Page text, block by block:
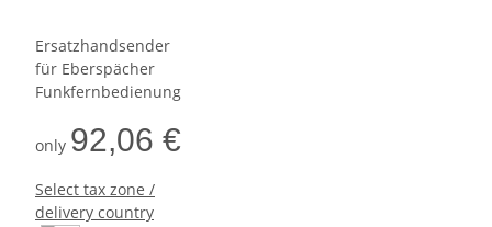
Ersatzhandsender
für Eberspächer
Funkfernbedienung
only 92,06 €
Select tax zone /
delivery country